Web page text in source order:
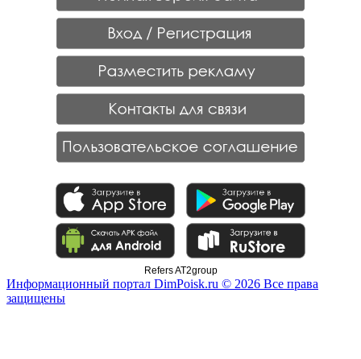
Refers AT2group
Информационный портал DimPoisk.ru © 2026 Все права
защищены